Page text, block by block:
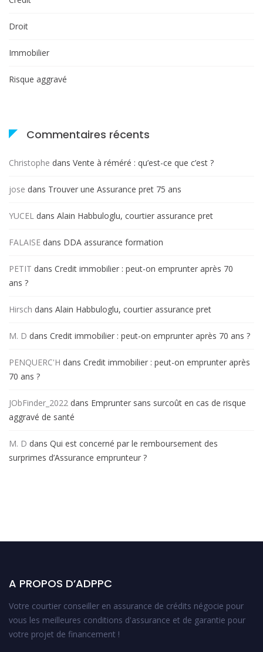
Droit
Immobilier
Risque aggravé
Commentaires récents
Christophe dans Vente à réméré : qu’est-ce que c’est ?
jose dans Trouver une Assurance pret 75 ans
YUCEL dans Alain Habbuloglu, courtier assurance pret
FALAISE dans DDA assurance formation
PETIT dans Credit immobilier : peut-on emprunter après 70
ans ?
Hirsch dans Alain Habbuloglu, courtier assurance pret
M. D dans Credit immobilier : peut-on emprunter après 70 ans ?
PENQUERC'H dans Credit immobilier : peut-on emprunter après
70 ans ?
JObFinder_2022 dans Emprunter sans surcoût en cas de risque
aggravé de santé
M. D dans Qui est concerné par le remboursement des
surprimes d’Assurance emprunteur ?
A PROPOS D’ADPPC
Votre courtier conseiller en assurance de crédits négocie pour
vous les meilleures conditions d'assurance et de garantie pour
votre projet de financement !